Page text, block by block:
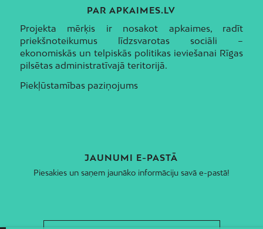
PAR APKAIMES.LV
Projekta mērķis ir nosakot apkaimes, radīt
priekšnoteikumus līdzsvarotas sociāli –
ekonomiskās un telpiskās politikas ieviešanai Rīgas
pilsētas administratīvajā teritorijā.
Piekļūstamības paziņojums
JAUNUMI E-PASTĀ
Piesakies un saņem jaunāko informāciju savā e-pastā!